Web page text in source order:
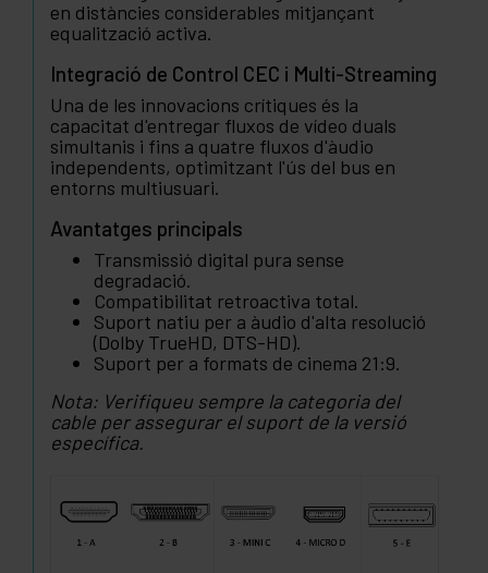
en distàncies considerables mitjançant
equalització activa.
Integració de Control CEC i Multi-Streaming
Una de les innovacions crítiques és la
capacitat d'entregar fluxos de vídeo duals
simultanis i fins a quatre fluxos d'àudio
independents, optimitzant l'ús del bus en
entorns multiusuari.
Avantatges principals
Transmissió digital pura sense
degradació.
Compatibilitat retroactiva total.
Suport natiu per a àudio d'alta resolució
(Dolby TrueHD, DTS-HD).
Suport per a formats de cinema 21:9.
Nota: Verifiqueu sempre la categoria del
cable per assegurar el suport de la versió
específica.